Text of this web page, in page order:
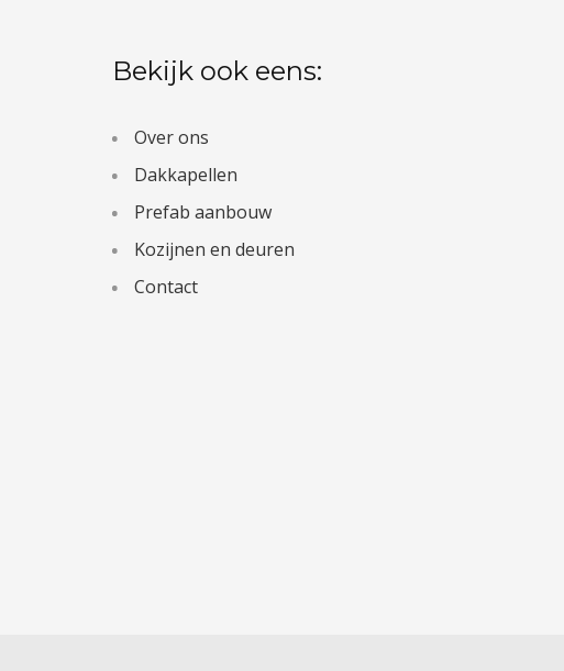
Bekijk ook eens:
Over ons
Dakkapellen
Prefab aanbouw
Kozijnen en deuren
Contact